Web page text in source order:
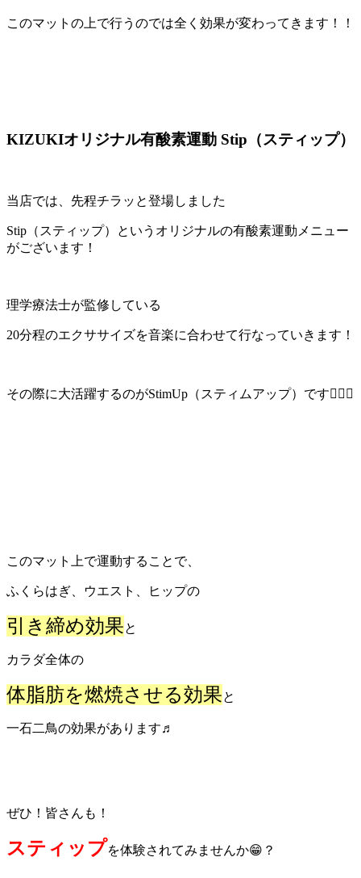
このマットの上で行うのでは全く効果が変わってきます！！
KIZUKIオリジナル有酸素運動 Stip（スティップ）
当店では、先程チラッと登場しました
Stip（スティップ）というオリジナルの有酸素運動メニュー
がございます！
理学療法士が監修している
20分程のエクササイズを音楽に合わせて行なっていきます！
その際に大活躍するのがStimUp（スティムアップ）です👍🏻✨
このマット上で運動することで、
ふくらはぎ、ウエスト、ヒップの
引き締め効果と
カラダ全体の
体脂肪を燃焼させる効果と
一石二鳥の効果があります♬
ぜひ！皆さんも！
スティップを体験されてみませんか😁？